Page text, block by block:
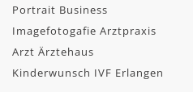
Portrait Business
Imagefotogafie Arztpraxis
Arzt Ärztehaus
Kinderwunsch IVF Erlangen